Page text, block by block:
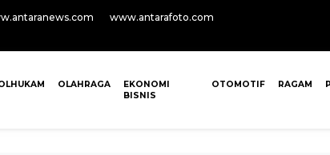
www.antarafoto.com
OLAHRAGA
EKONOMI
BISNIS
OTOMOTIF RAGAM